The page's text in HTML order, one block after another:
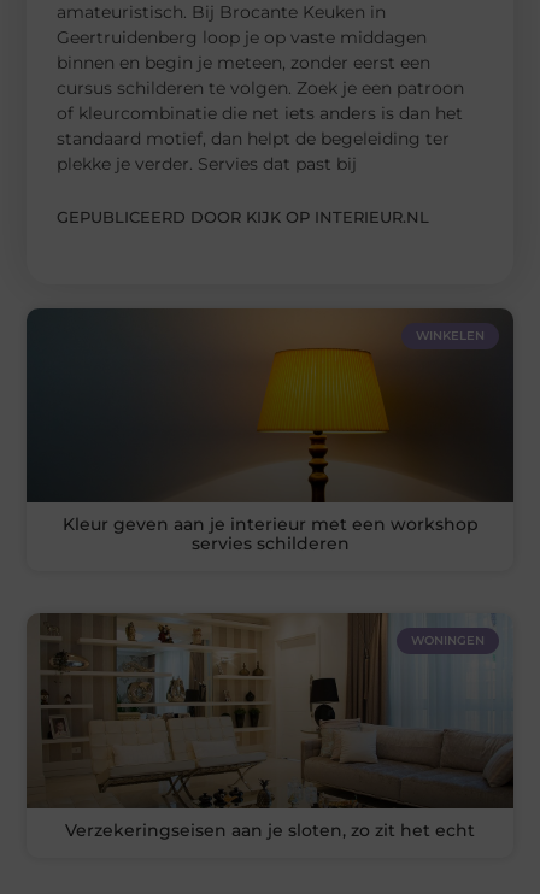
amateuristisch. Bij Brocante Keuken in
Geertruidenberg loop je op vaste middagen
binnen en begin je meteen, zonder eerst een
cursus schilderen te volgen. Zoek je een patroon
of kleurcombinatie die net iets anders is dan het
standaard motief, dan helpt de begeleiding ter
plekke je verder. Servies dat past bij
GEPUBLICEERD DOOR KIJK OP INTERIEUR.NL
WINKELEN
Kleur geven aan je interieur met een workshop
servies schilderen
WONINGEN
Verzekeringseisen aan je sloten, zo zit het echt